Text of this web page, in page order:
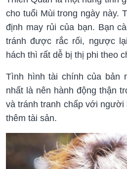
cho tuổi Mùi trong ngày này.
định may rủi của bạn. Bạn
tránh được rắc rối, ngược
hách thì rất dễ bị thị phi theo
Tình hình tài chính của bản
nhất là nên hành động thận
và tránh tranh chấp với người
thêm tài sản.